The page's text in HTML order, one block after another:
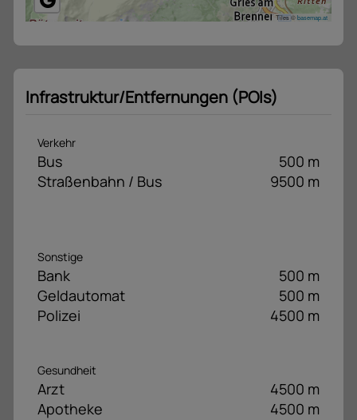
Tiles ©basemap.at
Infrastruktur/Entfernungen (POIs)
Verkehr
Bus
500 m
Straßenbahn / Bus
9500 m
Sonstige
Bank
500 m
Geldautomat
500 m
Polizei
4500 m
Gesundheit
Arzt
4500 m
Apotheke
4500 m